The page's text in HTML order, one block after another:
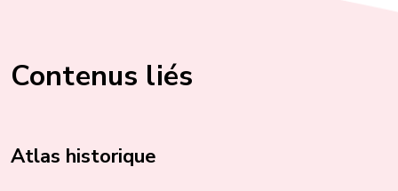
Contenus liés
Atlas historique